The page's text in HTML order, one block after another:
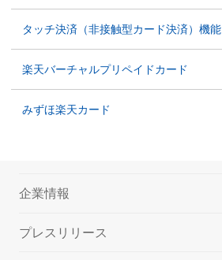
タッチ決済（非接触型カード決済）機能
楽天バーチャルプリペイドカード
みずほ楽天カード
企業情報
プレスリリース